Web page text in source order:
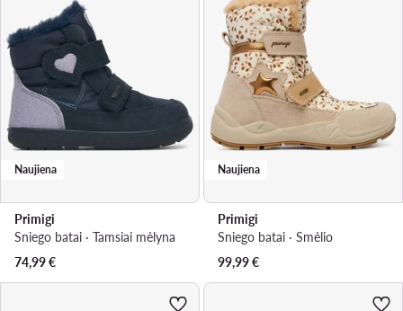
Naujiena
Primigi
Sniego batai · Tamsiai mėlyna
74,99€
Naujiena
Primigi
Sniego batai · Smėlio
99,99€